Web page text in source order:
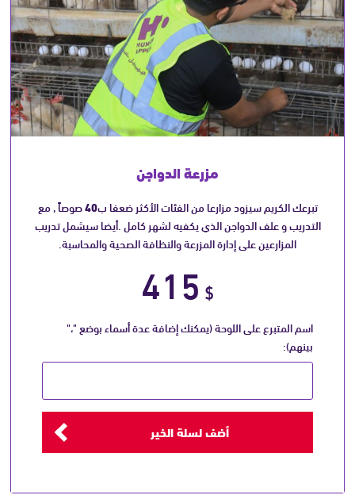
مزرعة الدواجن
تبرعك الكريم سيزود مزارعا من الفئات الأكثر ضعفا ب40صوصاً , مع
التدريب و علف الدواجن الذي يكفيه لشهر كامل .أيضا سيشمل تدريب
المزارعين على إدارة المزرعة والنظافة الصحية والمحاسبة.
$
415
اسم المتبرع على اللوحة (يمكنك إضافة عدة أسماء بوضع "،"
بينهم):
أضف لسلة الخير